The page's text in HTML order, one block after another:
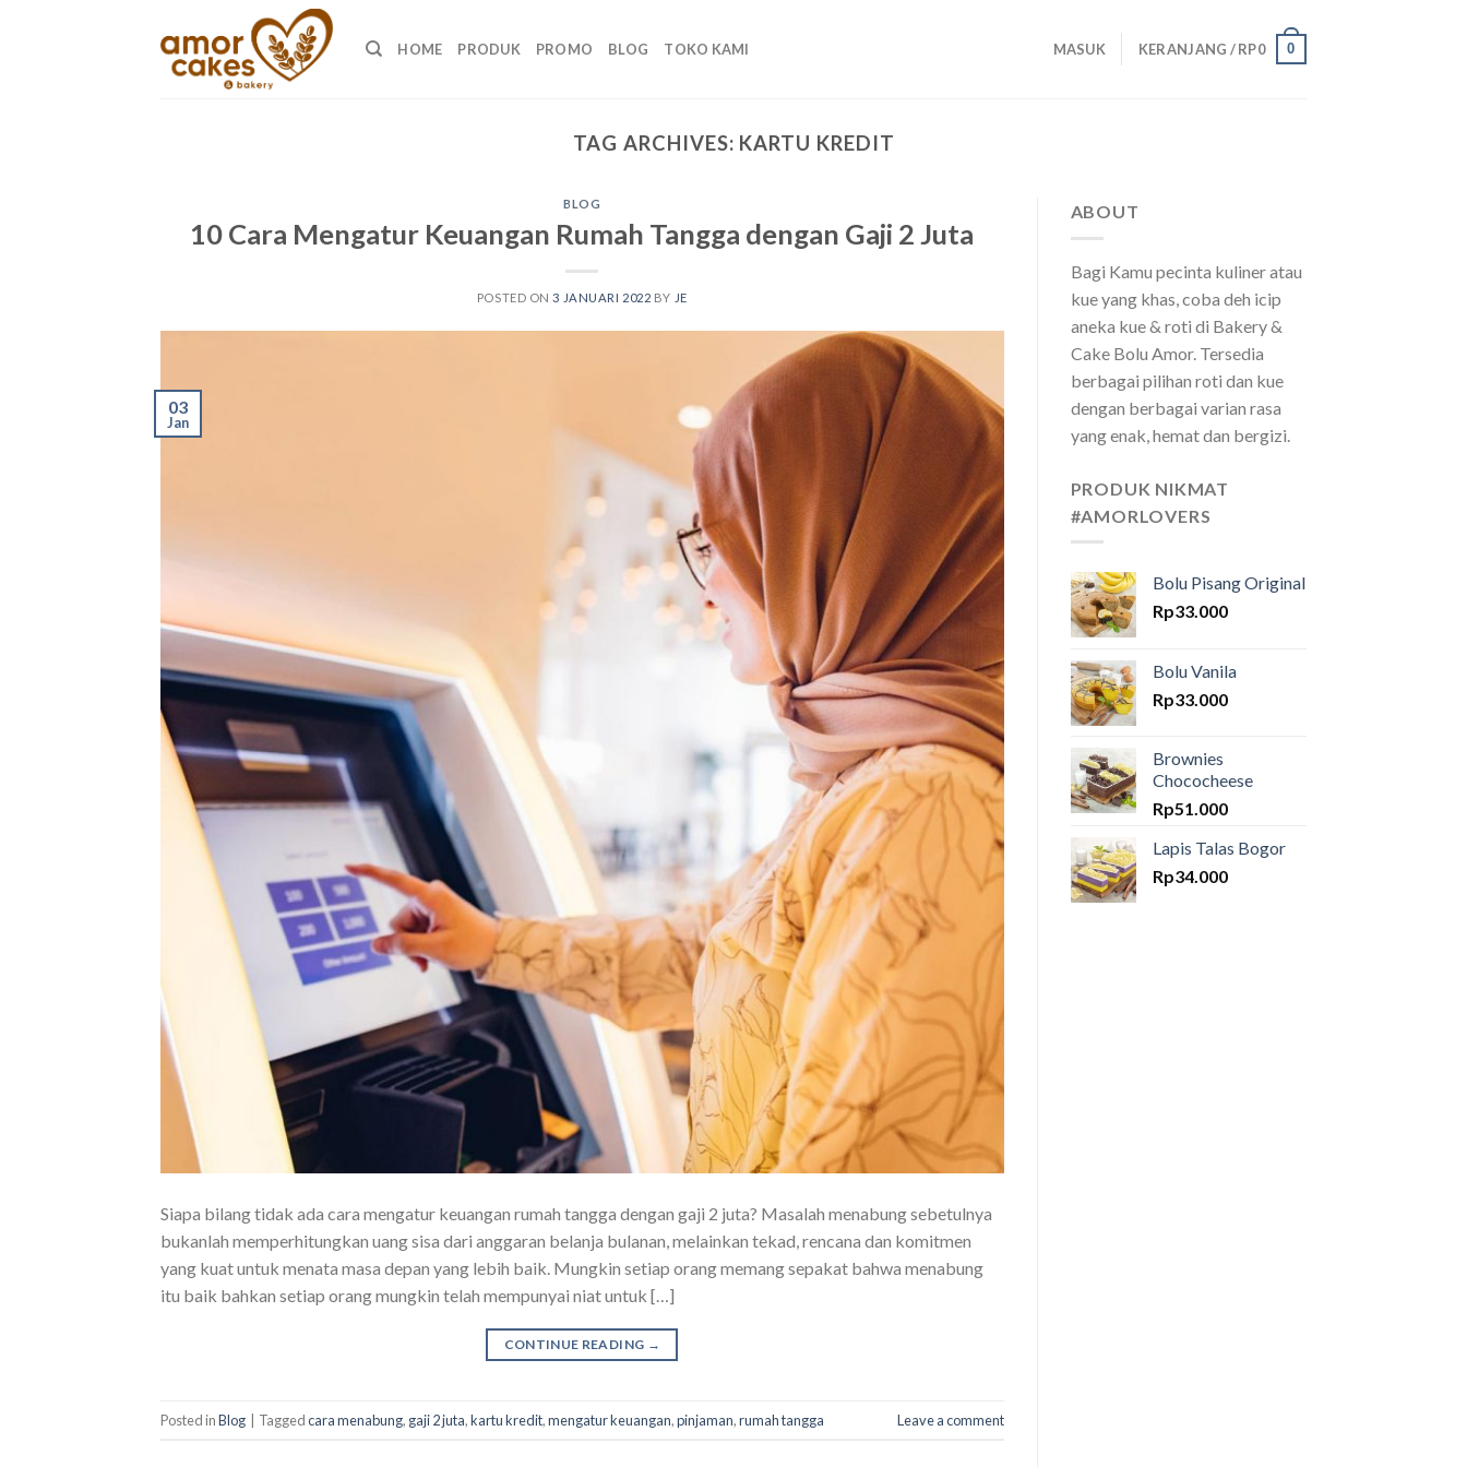
HOME PRODUK PROMO BLOG TOKO KAMI MASUK KERANJANG /RP0 0
TAG ARCHIVES: KARTU KREDIT
BLOG
10 Cara Mengatur Keuangan Rumah Tangga dengan Gaji 2 Juta
POSTED ON3 JANUARI 2022 BY JE
03
Jan
Siapa bilang tidak ada cara mengatur keuangan rumah tangga dengan gaji 2 juta? Masalah menabung sebetulnya
bukanlah memperhitungkan uang sisa dari anggaran belanja bulanan, melainkan tekad, rencana dan komitmen
yang kuat untuk menata masa depan yang lebih baik. Mungkin setiap orang memang sepakat bahwa menabung
itu baik bahkan setiap orang mungkin telah mempunyai niat untuk […]
CONTINUE READING →
Posted inBlog Taggedcara menabung, gaji 2 juta,kartu kredit,mengatur keuangan,pinjaman,rumah tangga Leave a comment
ABOUT
Bagi Kamu pecinta kuliner atau
kue yang khas, coba deh icip
aneka kue & roti di Bakery &
Cake Bolu Amor. Tersedia
berbagai pilihan roti dan kue
dengan berbagai varian rasa
yang enak, hemat dan bergizi.
PRODUK NIKMAT
#AMORLOVERS
Bolu Pisang Original
Rp33.000
Bolu Vanila
Rp33.000
Brownies
Chococheese
Rp51.000
Lapis Talas Bogor
Rp34.000